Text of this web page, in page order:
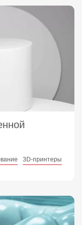
3D-принтеры